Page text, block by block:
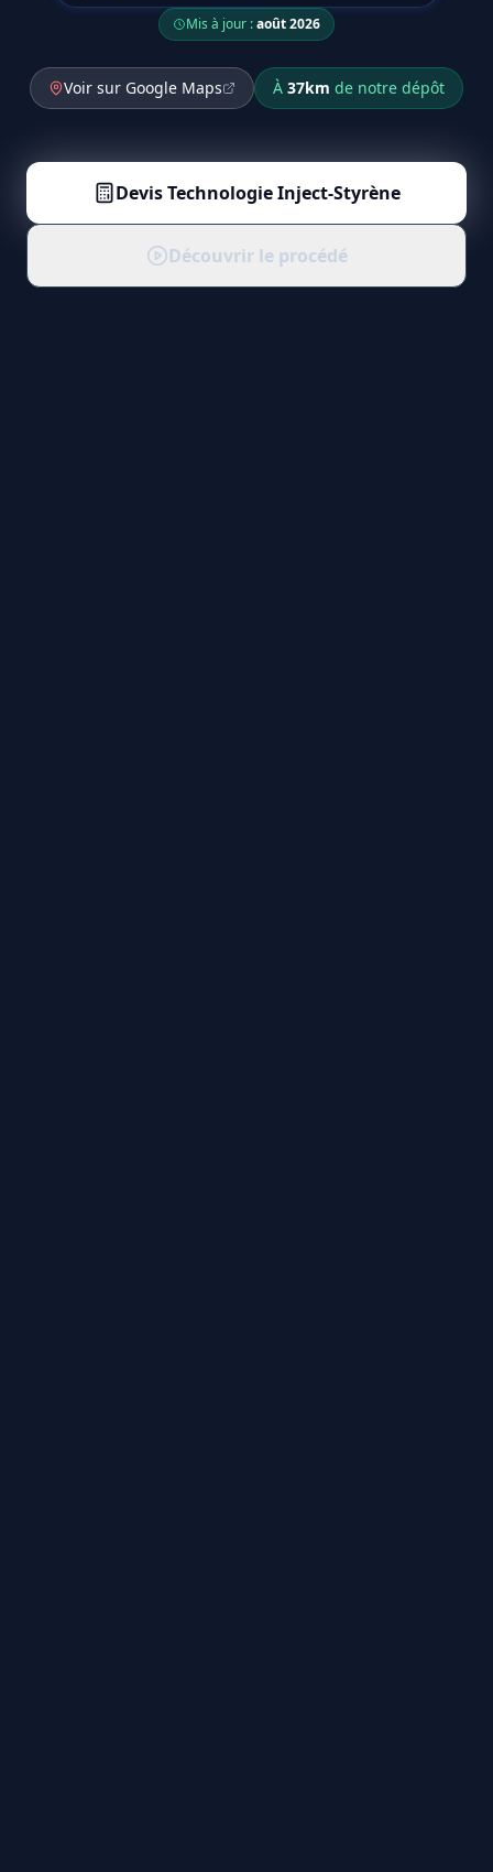
Mis à jour :août 2026
Voir sur Google Maps À 37km de notre dépôt
DevisTechnologie Inject-Styrène
Découvrir le procédé